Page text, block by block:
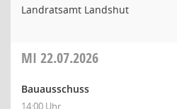
Landratsamt Landshut
MI 22.07.2026
Bauausschuss
14:00 Uhr